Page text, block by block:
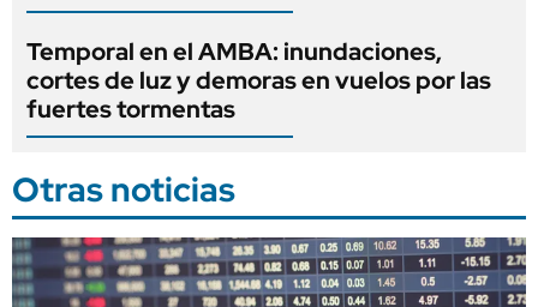
Temporal en el AMBA: inundaciones,
cortes de luz y demoras en vuelos por las
fuertes tormentas
Otras noticias